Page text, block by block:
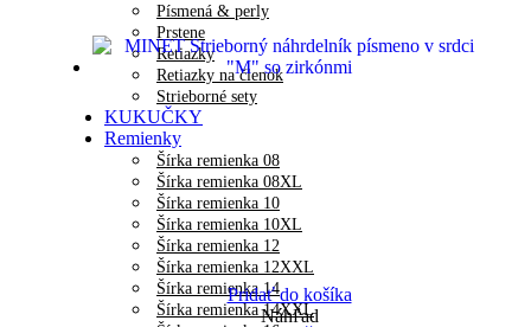
Písmená & perly
Prstene
Retiazky
Retiazky na členok
Strieborné sety
KUKUČKY
Remienky
Šírka remienka 08
Šírka remienka 08XL
Šírka remienka 10
Šírka remienka 10XL
Šírka remienka 12
Šírka remienka 12XXL
Šírka remienka 14
Šírka remienka 14XXL
Pridať do košíka
Náhľad